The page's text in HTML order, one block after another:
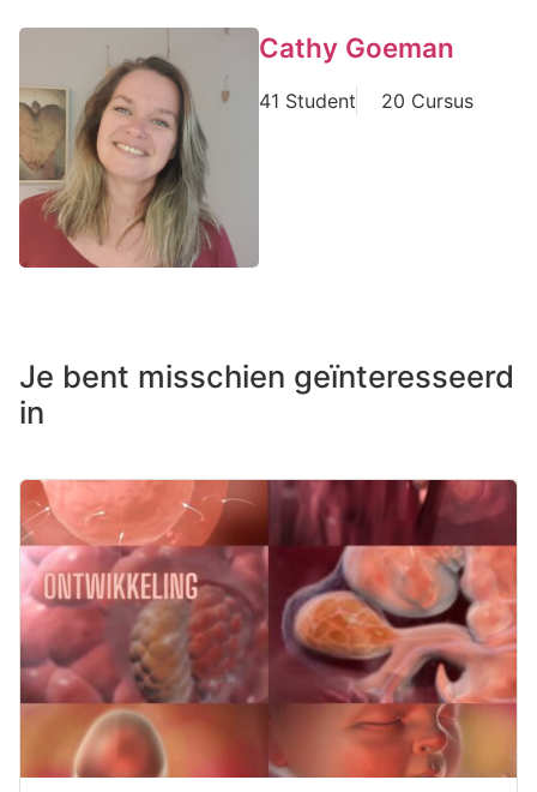
Cathy Goeman
41 Student 20 Cursus
Je bent misschien geïnteresseerd
in